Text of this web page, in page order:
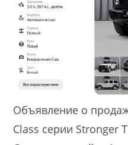
Объявление о
Class серии Stronger